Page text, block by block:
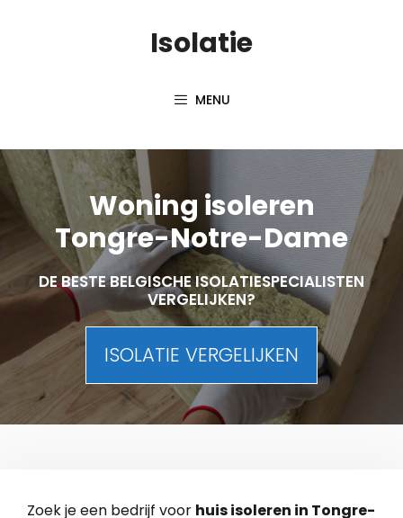
Isolatie
MENU
Woning isoleren
Tongre-Notre-Dame
DE BESTE BELGISCHE ISOLATIESPECIALISTEN
VERGELIJKEN?
ISOLATIE VERGELIJKEN
Zoek je een bedrijf voor huis isoleren in Tongre-